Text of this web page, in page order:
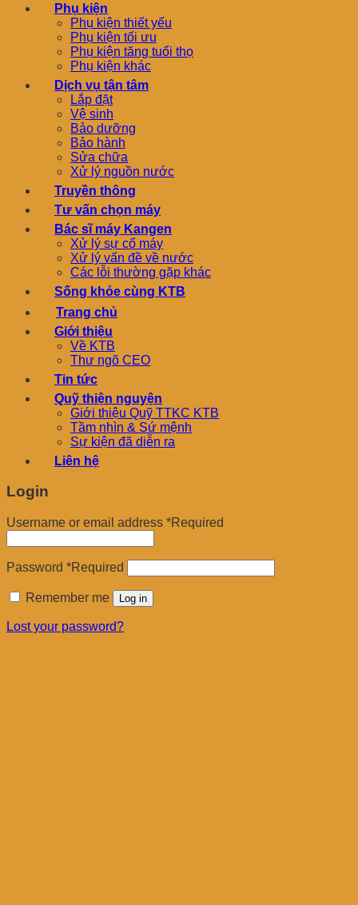
Phụ kiện
Phụ kiện thiết yếu
Phụ kiện tối ưu
Phụ kiện tăng tuổi thọ
Phụ kiện khác
Dịch vụ tận tâm
Lắp đặt
Vệ sinh
Bảo dưỡng
Bảo hành
Sửa chữa
Xử lý nguồn nước
Truyền thông
Tư vấn chọn máy
Bác sĩ máy Kangen
Xử lý sự cố máy
Xử lý vấn đề về nước
Các lỗi thường gặp khác
Sống khỏe cùng KTB
Trang chủ
Giới thiệu
Về KTB
Thư ngõ CEO
Tin tức
Quỹ thiện nguyện
Giới thiệu Quỹ TTKC KTB
Tầm nhìn & Sứ mệnh
Sự kiện đã diễn ra
Liên hệ
Login
Username or email address *Required
Password *Required
Remember me Log in
Lost your password?